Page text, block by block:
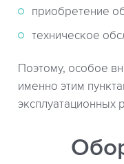
приобретение
техническое
Поэтому, особое
именно этим
эксплуатационных